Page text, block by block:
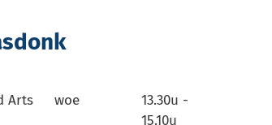
Arts woe
13.30u -
15.10u